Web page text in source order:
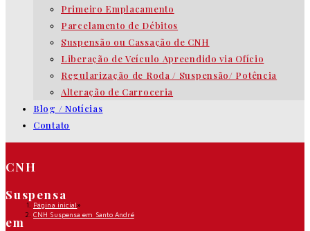
Primeiro Emplacamento
Parcelamento de Débitos
Suspensão ou Cassação de CNH
Liberação de Veículo Apreendido via Ofício
Regularização de Roda / Suspensão/ Potência
Alteração de Carroceria
Blog / Notícias
Contato
CNH
Suspensa
em
Página inicial»
CNH Suspensa em Santo André